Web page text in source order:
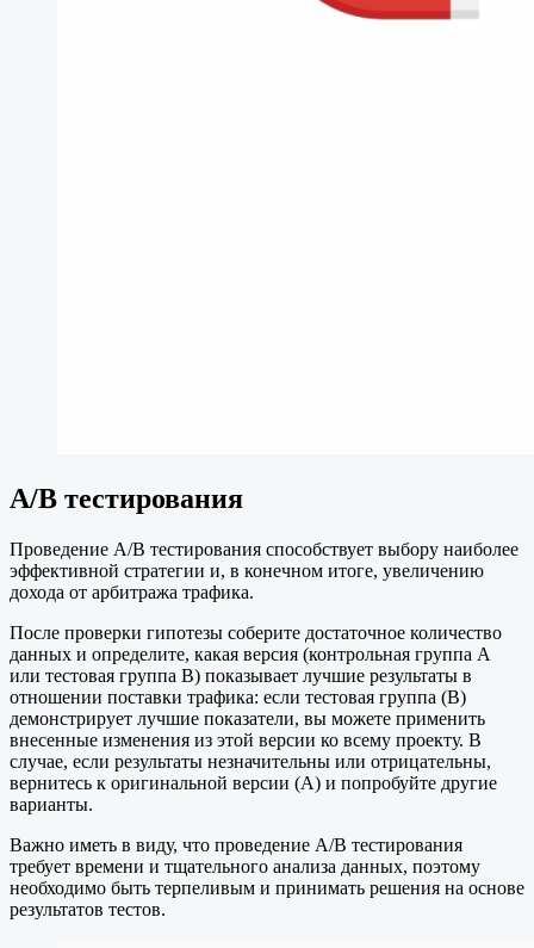
A/B тестирования
Проведение A/B тестирования способствует выбору наиболее
эффективной стратегии и, в конечном итоге, увеличению
дохода от арбитража трафика.
После проверки гипотезы соберите достаточное количество
данных и определите, какая версия (контрольная группа A
или тестовая группа B) показывает лучшие результаты в
отношении поставки трафика: если тестовая группа (B)
демонстрирует лучшие показатели, вы можете применить
внесенные изменения из этой версии ко всему проекту. В
случае, если результаты незначительны или отрицательны,
вернитесь к оригинальной версии (A) и попробуйте другие
варианты.
Важно иметь в виду, что проведение A/B тестирования
требует времени и тщательного анализа данных, поэтому
необходимо быть терпеливым и принимать решения на основе
результатов тестов.